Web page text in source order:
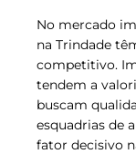
No mercado
na Trindade
competitivo.
tendem a
buscam
esquadrias de
fator decisivo